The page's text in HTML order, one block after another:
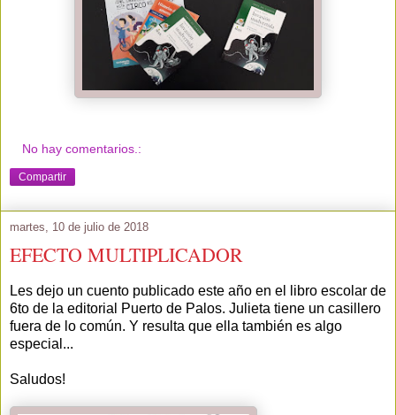
No hay comentarios.:
Compartir
martes, 10 de julio de 2018
EFECTO MULTIPLICADOR
Les dejo un cuento publicado este año en el libro escolar de
6to de la editorial Puerto de Palos. Julieta tiene un casillero
fuera de lo común. Y resulta que ella también es algo
especial...
Saludos!